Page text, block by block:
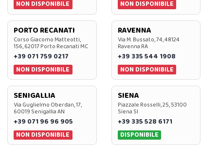
NON DISPONIBILE NON DISPONIBILE
PORTO RECANATI
Corso Giacomo Matteotti,
156, 62017 Porto Recanati MC
+39 071 759 0217
NON DISPONIBILE
RAVENNA
Via M. Bussato, 74, 48124
Ravenna RA
+39 335 544 1908
NON DISPONIBILE
SENIGALLIA
Via Guglielmo Oberdan, 17,
60019 Senigallia AN
+39 071 96 96 905
NON DISPONIBILE
SIENA
Piazzale Rosselli, 25, 53100
Siena SI
+39 335 528 6171
DISPONIBILE